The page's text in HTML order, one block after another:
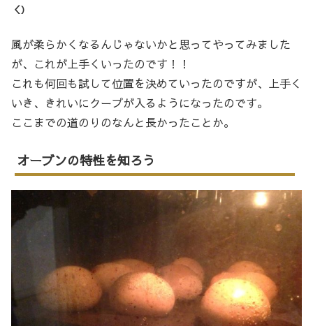
＜）
風が柔らかくなるんじゃないかと思ってやってみました
が、これが上手くいったのです！！
これも何回も試して位置を決めていったのですが、上手く
いき、きれいにクープが入るようになったのです。
ここまでの道のりのなんと長かったことか。
オーブンの特性を知ろう